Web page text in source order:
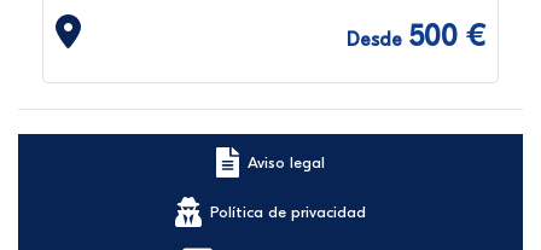
Desde 500 €
Aviso legal
Política de privacidad